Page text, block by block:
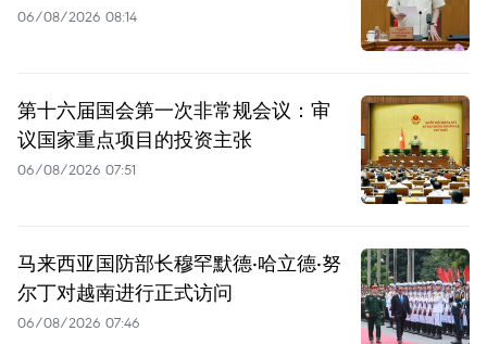
06/08/2026 08:14
第十六届国会第一次非常规会议：审
议国家重点项目的投资主张
06/08/2026 07:51
马来西亚国防部长穆罕默德·哈立德·努
尔丁对越南进行正式访问
06/08/2026 07:46